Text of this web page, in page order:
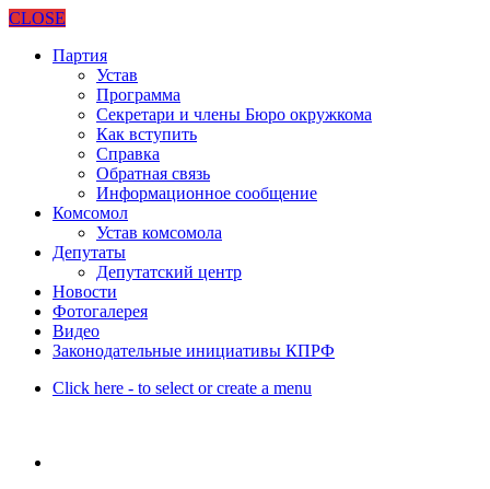
CLOSE
Партия
Устав
Программа
Секретари и члены Бюро окружкома
Как вступить
Справка
Обратная связь
Информационное сообщение
Комсомол
Устав комсомола
Депутаты
Депутатский центр
Новости
Фотогалерея
Видео
Законодательные инициативы КПРФ
Click here - to select or create a menu